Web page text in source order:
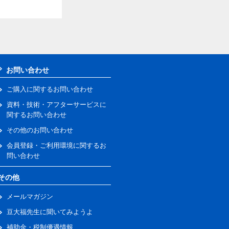
お問い合わせ
ご購入に関するお問い合わせ
資料・技術・アフターサービスに
関するお問い合わせ
その他のお問い合わせ
会員登録・ご利用環境に関するお
問い合わせ
の他
メールマガジン
豆大福先生に聞いてみようよ
補助金・税制優遇情報